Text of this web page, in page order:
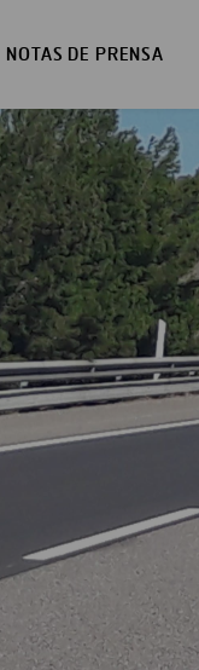
NOTAS DE PRENSA